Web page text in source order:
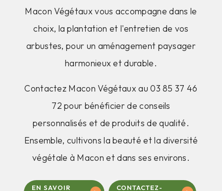
Macon Végétaux vous accompagne dans le
choix, la plantation et l'entretien de vos
arbustes, pour un aménagement paysager
harmonieux et durable.
Contactez Macon Végétaux au 03 85 37 46
72 pour bénéficier de conseils
personnalisés et de produits de qualité.
Ensemble, cultivons la beauté et la diversité
végétale à Macon et dans ses environs.
EN SAVOIR CONTACTEZ-